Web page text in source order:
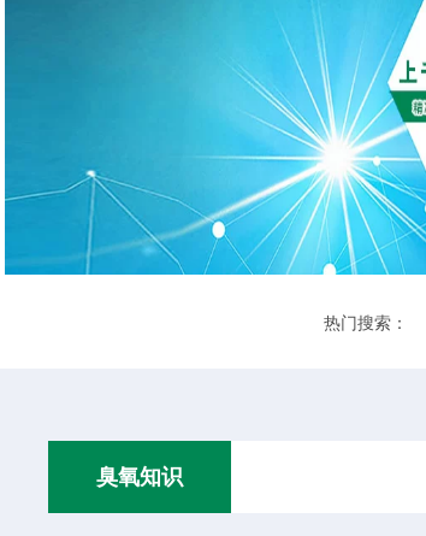
热门搜索：
臭氧知识